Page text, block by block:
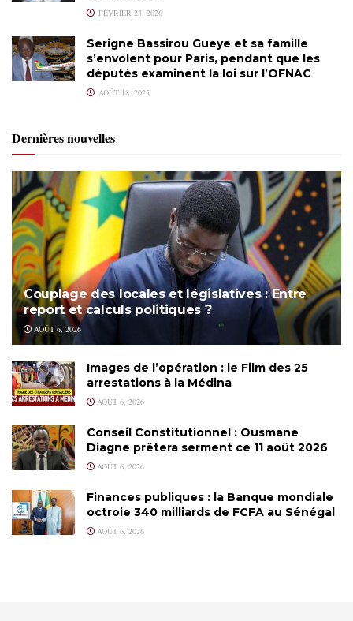
FÉVRIER 23, 2026
Serigne Bassirou Gueye et sa famille
s’envolent pour Paris, pendant que les
députés examinent la loi sur l’OFNAC
AOÛT 18, 2025
Dernières nouvelles
Couplage des locales et législatives : Entre
report et calculs politiques ?
AOÛT 6, 2026
Images de l’opération : le Film des 25
arrestations à la Médina
AOÛT 6, 2026
Conseil Constitutionnel : Ousmane
Diagne prêtera serment ce 11 août 2026
AOÛT 6, 2026
Finances publiques : la Banque mondiale
octroie 340 milliards de FCFA au Sénégal
AOÛT 6, 2026